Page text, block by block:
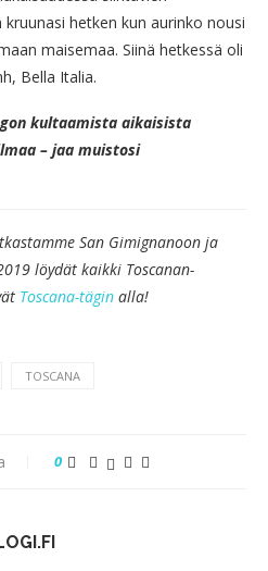
hetken kun aurinko nousi
maisemaa. Siinä hetkessä oli
Bella Italia.
kultaamista aikaisista
– jaa muistosi
San Gimignanoon ja
löydät kaikki Toscanan-
Toscana-tägin alla!
TOSCANA
0